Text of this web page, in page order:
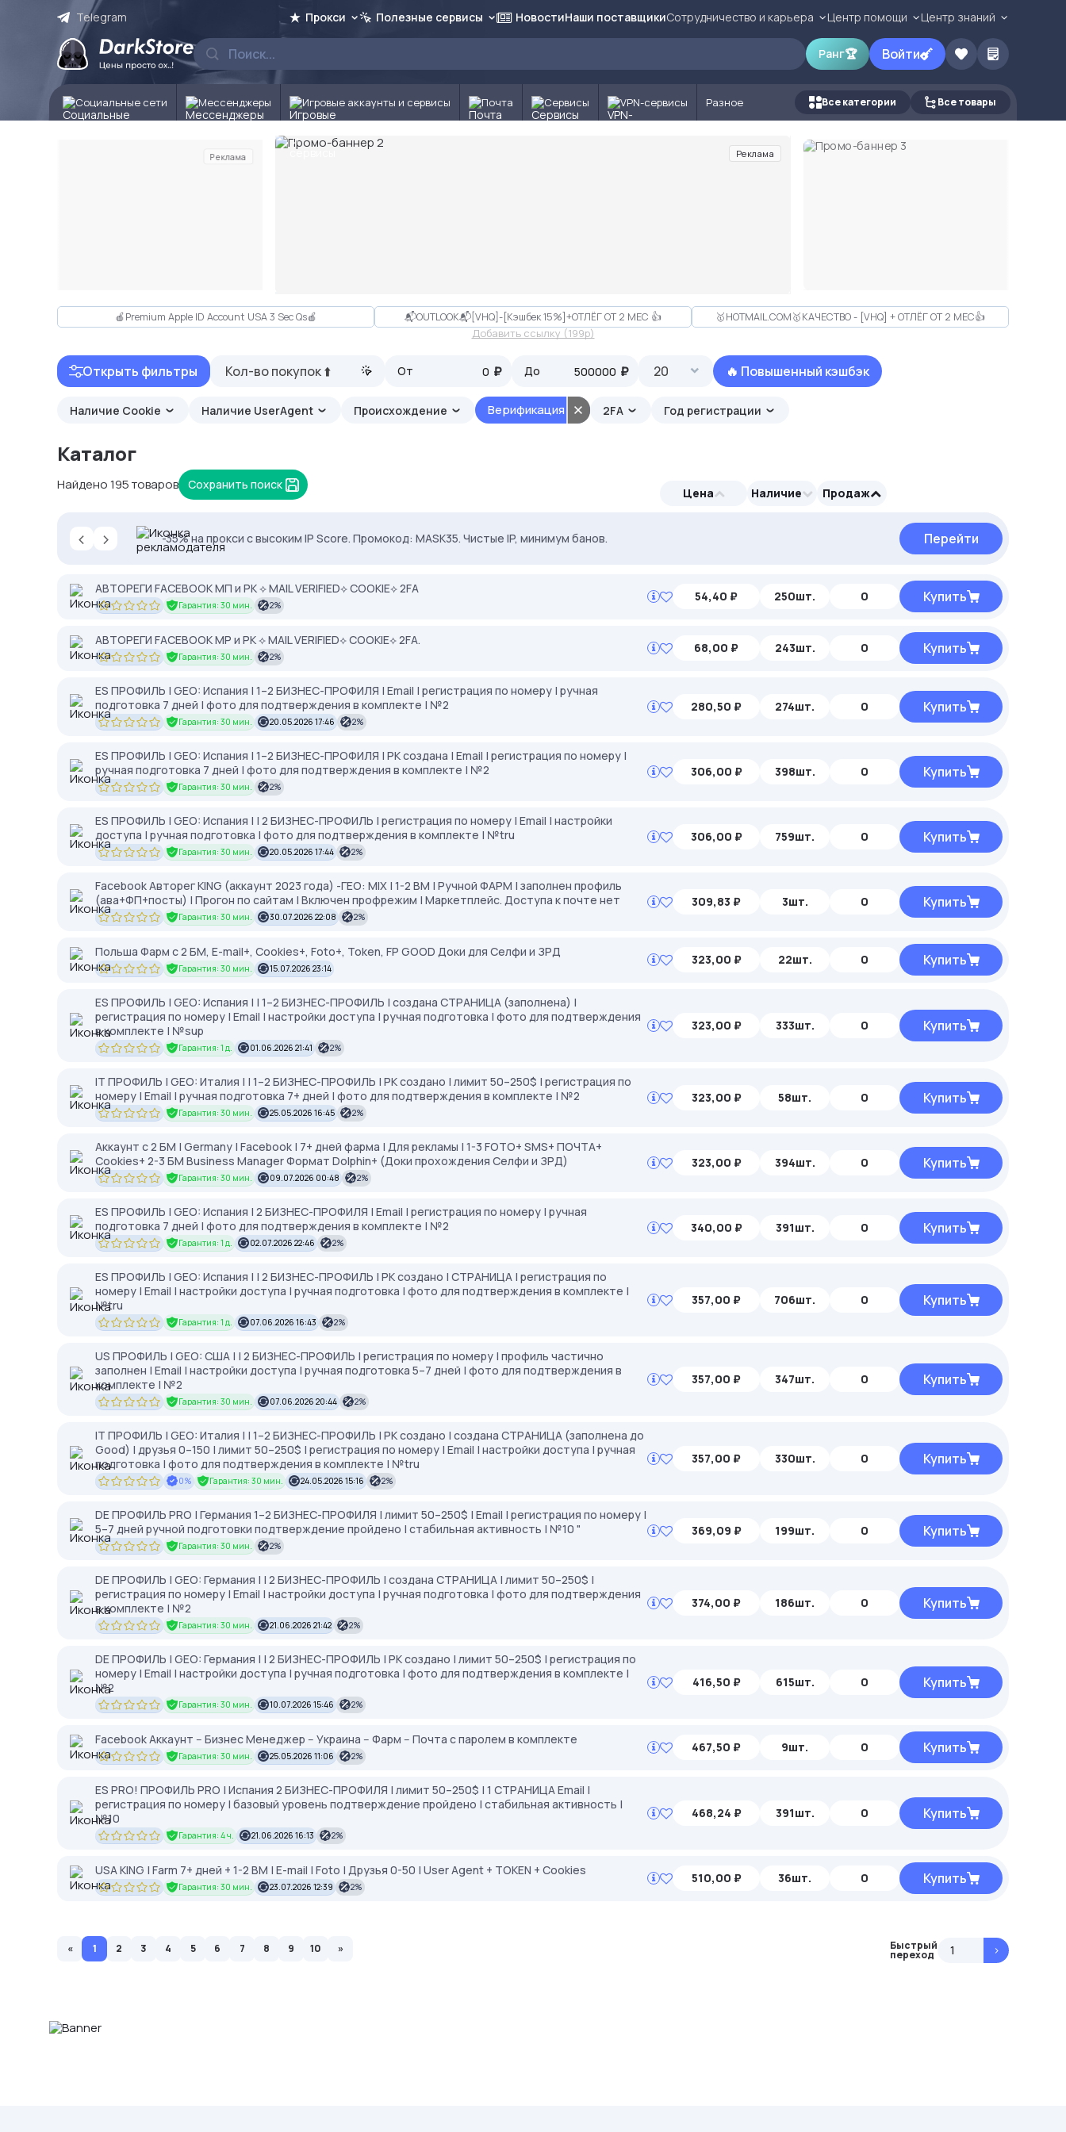
Telegram Прокси Полезные сервисы НовостиНаши поставщикиСотрудничество и карьера Центр помощи Центр знаний
Ранг🏆 Войти
Социальные сети Мессенджеры Игровые аккаунты и сервисы Почта Сервисы VPN-сервисы Разное Все категории Все товары
Реклама Реклама
🍎Premium Apple ID Account USA 3 Sec Qs🍎 📬OUTLOOK📬[VHQ]-[Кэшбек 15%]+ОТЛЁГ ОТ 2 МЕС 👍 🥇HOTMAIL.COM🥇КАЧЕСТВО - [VHQ] + ОТЛЁГ ОТ 2 МЕС👍
Добавить ссылку (199p)
Открыть фильтры Кол-во покупок ⬆️ От ₽ До ₽ 20 🔥 Повышенный кэшбэк
Наличие Cookie Наличие UserAgent Происхождение Верификация 2FA Год регистрации
Каталог
Найдено 195 товаров Сохранить поиск
Цена Наличие Продаж
‹ › -35% на прокси с высоким IP Score. Промокод: MASK35. Чистые IP, минимум банов. Перейти
Proxys.io - лучшие прокси 💚 Подберём под ваши задачи 🚀 Промокод Store - 20% на всё! Перейти
АВТОРЕГИ FACEBOOK МП и РК ⟡ MAIL VERIFIED⟡ COOKIE⟡ 2FA
Гарантия: 30 мин. 2%
54,40 ₽ 250шт. 0 Купить
АВТОРЕГИ FACEBOOK MP и РК ⟡ MAIL VERIFIED⟡ COOKIE⟡ 2FA.
Гарантия: 30 мин. 2%
68,00 ₽ 243шт. 0 Купить
ES ПРОФИЛЬ | GEO: Испания | 1–2 БИЗНЕС-ПРОФИЛЯ | Email | регистрация по номеру | ручная
подготовка 7 дней | фото для подтверждения в комплекте | №2
Гарантия: 30 мин. 20.05.2026 17:46 2%
280,50 ₽ 274шт. 0 Купить
ES ПРОФИЛЬ | GEO: Испания | 1–2 БИЗНЕС-ПРОФИЛЯ | РК создана | Email | регистрация по номеру |
ручная подготовка 7 дней | фото для подтверждения в комплекте | №2
Гарантия: 30 мин. 2%
306,00 ₽ 398шт. 0 Купить
ES ПРОФИЛЬ | GEO: Испания | | 2 БИЗНЕС-ПРОФИЛЬ | регистрация по номеру | Email | настройки
доступа | ручная подготовка | фото для подтверждения в комплекте | №tru
Гарантия: 30 мин. 20.05.2026 17:44 2%
306,00 ₽ 759шт. 0 Купить
Facebook Авторег KING (аккаунт 2023 года) -ГЕО: MIX | 1-2 BM | Ручной ФАРМ | заполнен профиль
(ава+ФП+посты) | Прогон по сайтам | Включен профрежим | Маркетплейс. Доступа к почте нет
Гарантия: 30 мин. 30.07.2026 22:08 2%
309,83 ₽ 3шт. 0 Купить
Польша Фарм с 2 БМ, E-mail+, Cookies+, Foto+, Token, FP GOOD Доки для Селфи и ЗРД
Гарантия: 30 мин. 15.07.2026 23:14
323,00 ₽ 22шт. 0 Купить
ES ПРОФИЛЬ | GEO: Испания | | 1–2 БИЗНЕС-ПРОФИЛЬ | создана СТРАНИЦА (заполнена) |
регистрация по номеру | Email | настройки доступа | ручная подготовка | фото для подтверждения
в комплекте | №sup
Гарантия: 1 д. 01.06.2026 21:41 2%
323,00 ₽ 333шт. 0 Купить
IT ПРОФИЛЬ | GEO: Италия | | 1–2 БИЗНЕС-ПРОФИЛЬ | РК создано | лимит 50–250$ | регистрация по
номеру | Email | ручная подготовка 7+ дней | фото для подтверждения в комплекте | №2
Гарантия: 30 мин. 25.05.2026 16:45 2%
323,00 ₽ 58шт. 0 Купить
Аккаунт с 2 БМ | Germany | Facebook | 7+ дней фарма | Для рекламы | 1-3 FOTO+ SMS+ ПОЧТА+
Cookies+ 2-3 БМ Business Manager Формат Dolphin+ (Доки прохождения Селфи и ЗРД)
Гарантия: 30 мин. 09.07.2026 00:48 2%
323,00 ₽ 394шт. 0 Купить
ES ПРОФИЛЬ | GEO: Испания | 2 БИЗНЕС-ПРОФИЛЯ | Email | регистрация по номеру | ручная
подготовка 7 дней | фото для подтверждения в комплекте | №2
Гарантия: 1 д. 02.07.2026 22:46 2%
340,00 ₽ 391шт. 0 Купить
ES ПРОФИЛЬ | GEO: Испания | | 2 БИЗНЕС-ПРОФИЛЬ | РК создано | СТРАНИЦА | регистрация по
номеру | Email | настройки доступа | ручная подготовка | фото для подтверждения в комплекте |
№tru
Гарантия: 1 д. 07.06.2026 16:43 2%
357,00 ₽ 706шт. 0 Купить
US ПРОФИЛЬ | GEO: США | | 2 БИЗНЕС-ПРОФИЛЬ | регистрация по номеру | профиль частично
заполнен | Email | настройки доступа | ручная подготовка 5–7 дней | фото для подтверждения в
комплекте | №2
Гарантия: 30 мин. 07.06.2026 20:44 2%
357,00 ₽ 347шт. 0 Купить
IT ПРОФИЛЬ | GEO: Италия | | 1–2 БИЗНЕС-ПРОФИЛЬ | РК создано | создана СТРАНИЦА (заполнена до
Good) | друзья 0–150 | лимит 50–250$ | регистрация по номеру | Email | настройки доступа | ручная
подготовка | фото для подтверждения в комплекте | №tru
0% Гарантия: 30 мин. 24.05.2026 15:16 2%
357,00 ₽ 330шт. 0 Купить
DE ПРОФИЛЬ PRO | Германия 1–2 БИЗНЕС-ПРОФИЛЯ | лимит 50–250$ | Email | регистрация по номеру |
5–7 дней ручной подготовки подтверждение пройдено | стабильная активность | №10 "
Гарантия: 30 мин. 2%
369,09 ₽ 199шт. 0 Купить
DE ПРОФИЛЬ | GEO: Германия | | 2 БИЗНЕС-ПРОФИЛЬ | создана СТРАНИЦА | лимит 50–250$ |
регистрация по номеру | Email | настройки доступа | ручная подготовка | фото для подтверждения
в комплекте | №2
Гарантия: 30 мин. 21.06.2026 21:42 2%
374,00 ₽ 186шт. 0 Купить
DE ПРОФИЛЬ | GEO: Германия | | 2 БИЗНЕС-ПРОФИЛЬ | РК создано | лимит 50–250$ | регистрация по
номеру | Email | настройки доступа | ручная подготовка | фото для подтверждения в комплекте |
№2
Гарантия: 30 мин. 10.07.2026 15:46 2%
416,50 ₽ 615шт. 0 Купить
Facebook Аккаунт -- Бизнес Менеджер -- Украина -- Фарм -- Почта с паролем в комплекте
Гарантия: 30 мин. 25.05.2026 11:06 2%
467,50 ₽ 9шт. 0 Купить
ES PRO! ПРОФИЛЬ PRO | Испания 2 БИЗНЕС-ПРОФИЛЯ | лимит 50–250$ | 1 СТРАНИЦА Email |
регистрация по номеру | базовый уровень подтверждение пройдено | стабильная активность |
№10
Гарантия: 4 ч. 21.06.2026 16:13 2%
468,24 ₽ 391шт. 0 Купить
USA KING | Farm 7+ дней + 1-2 BM | E-mail | Foto | Друзья 0-50 | User Agent + TOKEN + Cookies
Гарантия: 30 мин. 23.07.2026 12:39 2%
510,00 ₽ 36шт. 0 Купить
« 1 2 3 4 5 6 7 8 9 10 » Быстрый
переход >